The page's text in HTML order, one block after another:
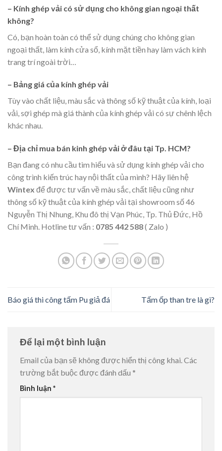
– Kính ghép vải có sử dụng cho không gian ngoại thất
không?
Có, bạn hoàn toàn có thể sử dụng chúng cho không gian
ngoại thất, làm kính cửa sổ, kính mặt tiền hay làm vách kính
trang trí ngoài trời…
– Bảng giá của kính ghép vải
Tùy vào chất liệu, màu sắc và thông số kỹ thuật của kính, loại
vải, sợi ghép mà giá thành của kính ghép vải có sự chênh lệch
khác nhau.
– Địa chỉ mua bán kinh ghép vải ở đâu tại Tp. HCM?
Bạn đang có nhu cầu tìm hiểu và sử dụng kính ghép vải cho
công trình kiến trúc hay nội thất của mình? Hãy liên hệ
Wintex để được tư vấn về màu sắc, chất liệu cũng như
thông số kỹ thuật của kính ghép vải tại showroom số 46
Nguyễn Thị Nhung, Khu đô thị Vạn Phúc, Tp. Thủ Đức, Hồ
Chí Minh. Hotline tư vấn : 0785 442 588( Zalo )
Báo giá thi công tấm Pu giả đá Tấm ốp than tre là gì?
Để lại một bình luận
Email của bạn sẽ không được hiển thị công khai.Các
trường bắt buộc được đánh dấu *
Bình luận *